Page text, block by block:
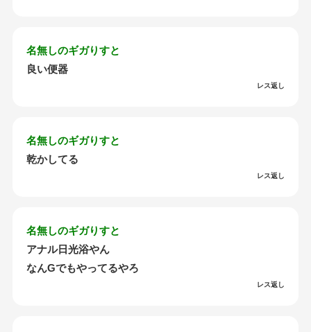
名無しのギガりすと
良い便器
レス返し
名無しのギガりすと
乾かしてる
レス返し
名無しのギガりすと
アナル日光浴やん
なんGでもやってるやろ
レス返し